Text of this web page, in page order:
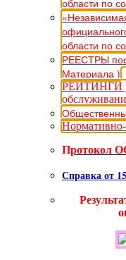
области по
РЕЕСТРЫ
Материала )
РЕЙТИНГИ
Нормативно-
Протокол
Справка от